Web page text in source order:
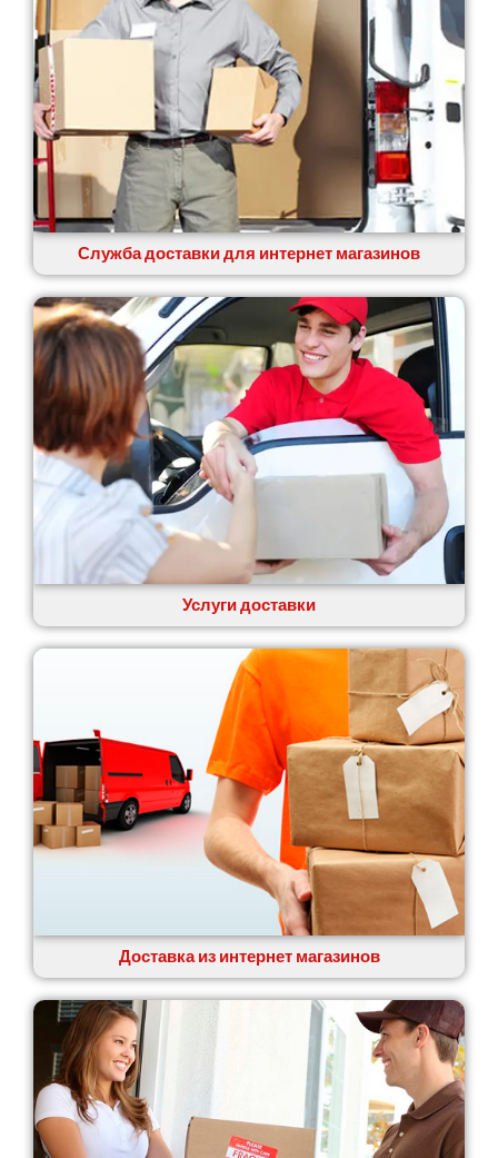
Служба доставки для интернет магазинов
Услуги доставки
Доставка из интернет магазинов